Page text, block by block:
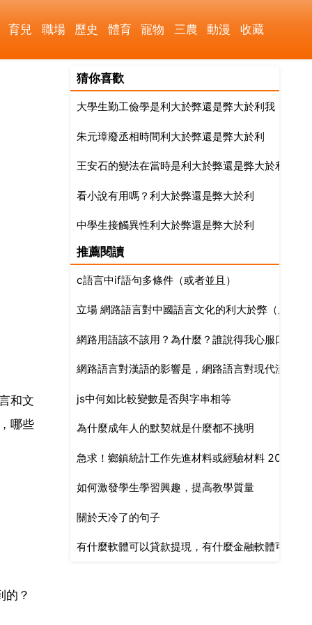
育兒 職場 歷史 體育 寵物 三農 動漫 收藏
和文
哪些
的？
猜你喜歡
大學生勤工儉學是利大於弊還是弊大於利我
朱元璋廢丞相時間利大於弊還是弊大於利
王安石的變法在當時是利大於弊還是弊大於利，他
看小說有用嗎？利大於弊還是弊大於利
中學生接觸異性利大於弊還是弊大於利
推薦閱讀
c語言中if語句多條件（或者並且）
立場 網路語言對中國語言文化的利大於弊（反方
網路用語該不該用？為什麼？誰說得我心服口服就
網路語言對漢語的影響是，網路語言對現代漢語有
js中何如比較變數是否與字串相等
為什麼成年人的默契就是什麼都不挑明
急求！鄉鎮統計工作先進材料或經驗材料 200
如何激發學生學習興趣，提高教學質量
關於天冷了的句子
有什麼軟體可以貸款提現，有什麼金融軟體可以借